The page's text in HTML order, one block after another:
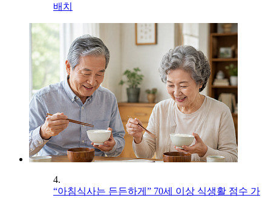
배치
4.
“아침식사는 든든하게” 70세 이상 식생활 점수 가